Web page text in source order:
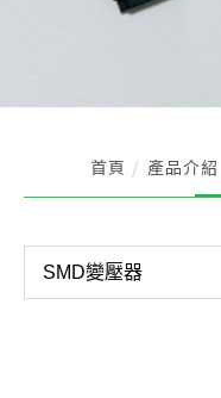
首頁 產品介紹